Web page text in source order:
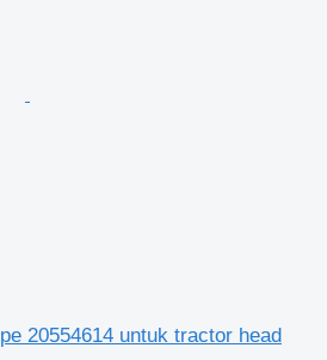
20554614 untuk tractor head